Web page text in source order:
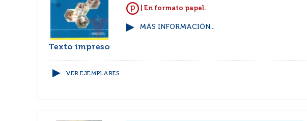
Texto impreso
| En formato papel.
MÁS INFORMACIÓN...
VER EJEMPLARES